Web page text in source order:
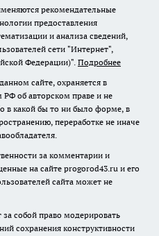
рекомендательные
предоставления
и анализа сведений,
сети "Интернет",
Федерации)". Подробнее
сайте, охраняется в
РФ об авторском праве и не
в какой бы то ни было форме, в
переработке не иначе
за комментарии и
на сайте progorod43.ru и его
сайта может не
собой право модерировать
сохранения конструктивности